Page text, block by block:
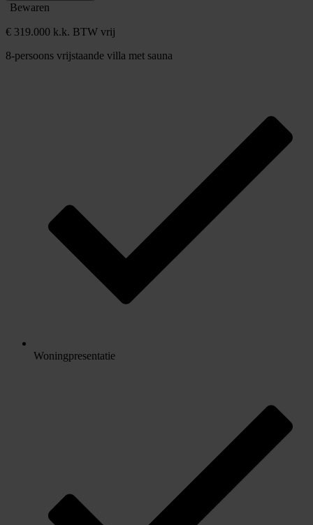
Bewaren
€ 319.000 k.k. BTW vrij
8-persoons vrijstaande villa met sauna
Woningpresentatie